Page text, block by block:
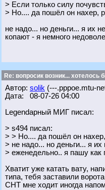
> Если только силу
> Но.... да пошёл он нахер,
не надо... но деньги... я их
копают - я немного
Re: вопросик возник...
Автор: solik (---.pppoe.mtu-
Дата: 08-07-26 04:00
Legendарный МИГ писал:
> s494 писал:
> > Но.... да пошёл он
> не надо... но деньги... я
> еженедельно.. я пашу как
Хватит уже катать вату,
типа, тебя заставили
СНТ мне ходит иногда